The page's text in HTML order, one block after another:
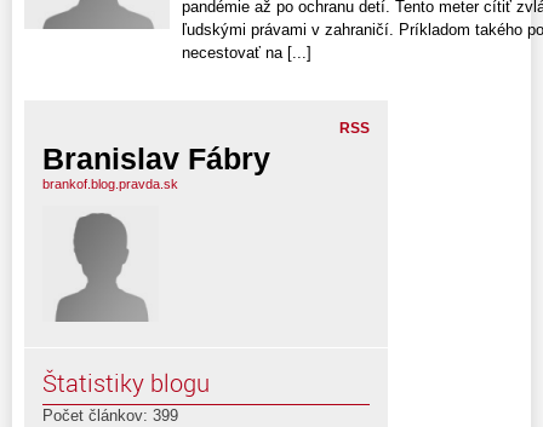
pandémie až po ochranu detí. Tento meter cítiť
ľudskými právami v zahraničí. Príkladom takého
necestovať na [...]
RSS
Branislav Fábry
brankof.blog.pravda.sk
Štatistiky blogu
Počet článkov: 399